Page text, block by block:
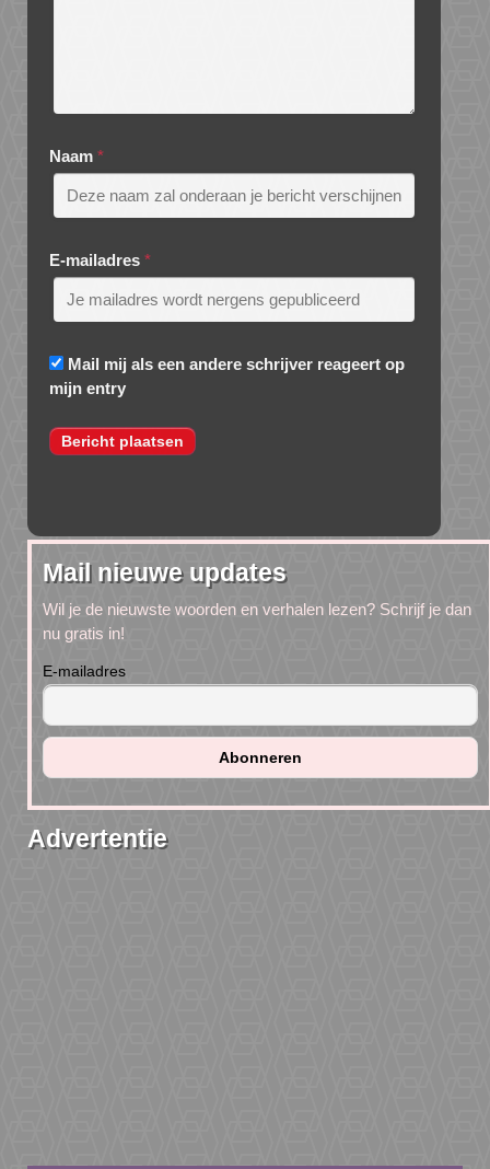
Naam *
E-mailadres *
Mail mij als een andere schrijver reageert op
mijn entry
Mail nieuwe updates
Wil je de nieuwste woorden en verhalen lezen? Schrijf je dan
nu gratis in!
E-mailadres
Advertentie